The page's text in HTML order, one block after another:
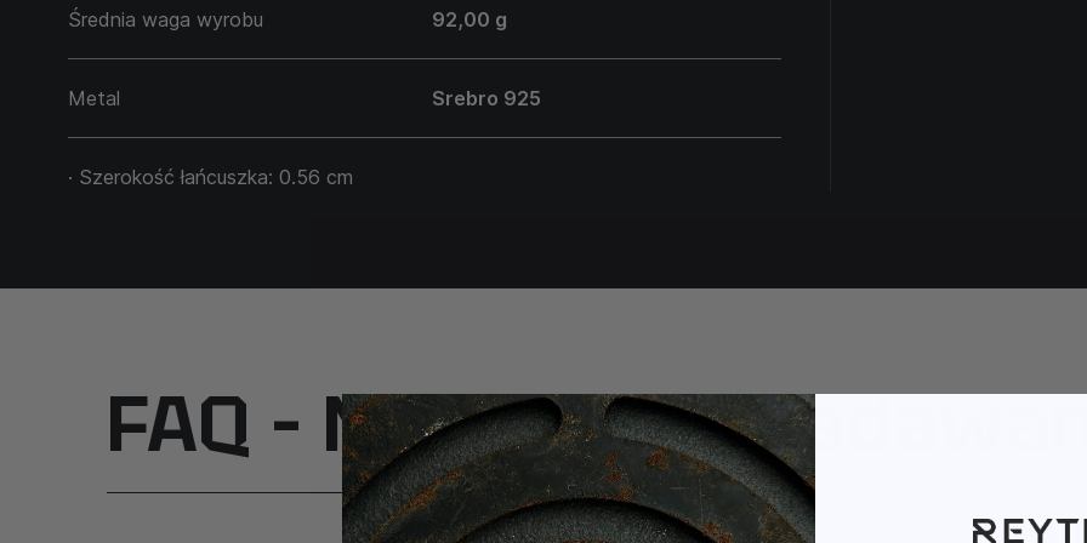
Średnia waga wyrobu
92,00 g
Metal Srebro 925
· Szerokość łańcuszka: 0.56 cm
FAQ – Najczęściej
Z JAKIEGO METALU WYKONANA JEST BIŻUTERIA?